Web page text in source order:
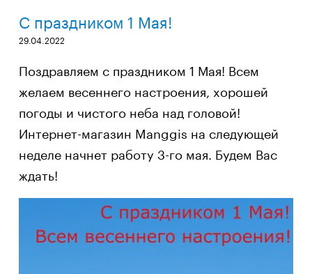
С праздником 1 Мая!
29.04.2022
Поздравляем с праздником 1 Мая! Всем
желаем весеннего настроения, хорошей
погоды и чистого неба над головой!
Интернет-магазин Manggis на следующей
неделе начнет работу 3-го мая. Будем Вас
ждать!